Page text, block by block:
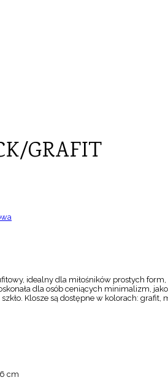
GRAFIT
idealny dla miłośników prostych
dla osób ceniących minimalizm,
Klosze są dostępne w kolorach:
cm